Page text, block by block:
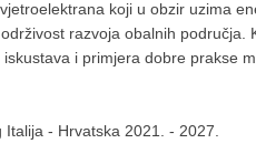
koji u obzir uzima
razvoja obalnih područja.
i primjera dobre prakse
- Hrvatska 2021. - 2027.